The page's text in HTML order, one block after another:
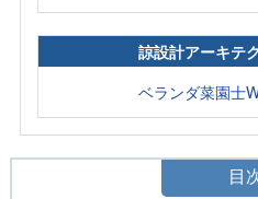
諒設計アーキテ
ベランダ菜園士
目